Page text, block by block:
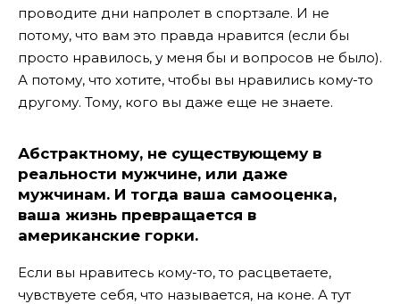
проводите дни напролет в спортзале. И не
потому, что вам это правда нравится (если бы
просто нравилось, у меня бы и вопросов не было).
А потому, что хотите, чтобы вы нравились кому-то
другому. Тому, кого вы даже еще не знаете.
Абстрактному, не существующему в
реальности мужчине, или даже
мужчинам. И тогда ваша самооценка,
ваша жизнь превращается в
американские горки.
Если вы нравитесь кому-то, то расцветаете,
чувствуете себя, что называется, на коне. А тут